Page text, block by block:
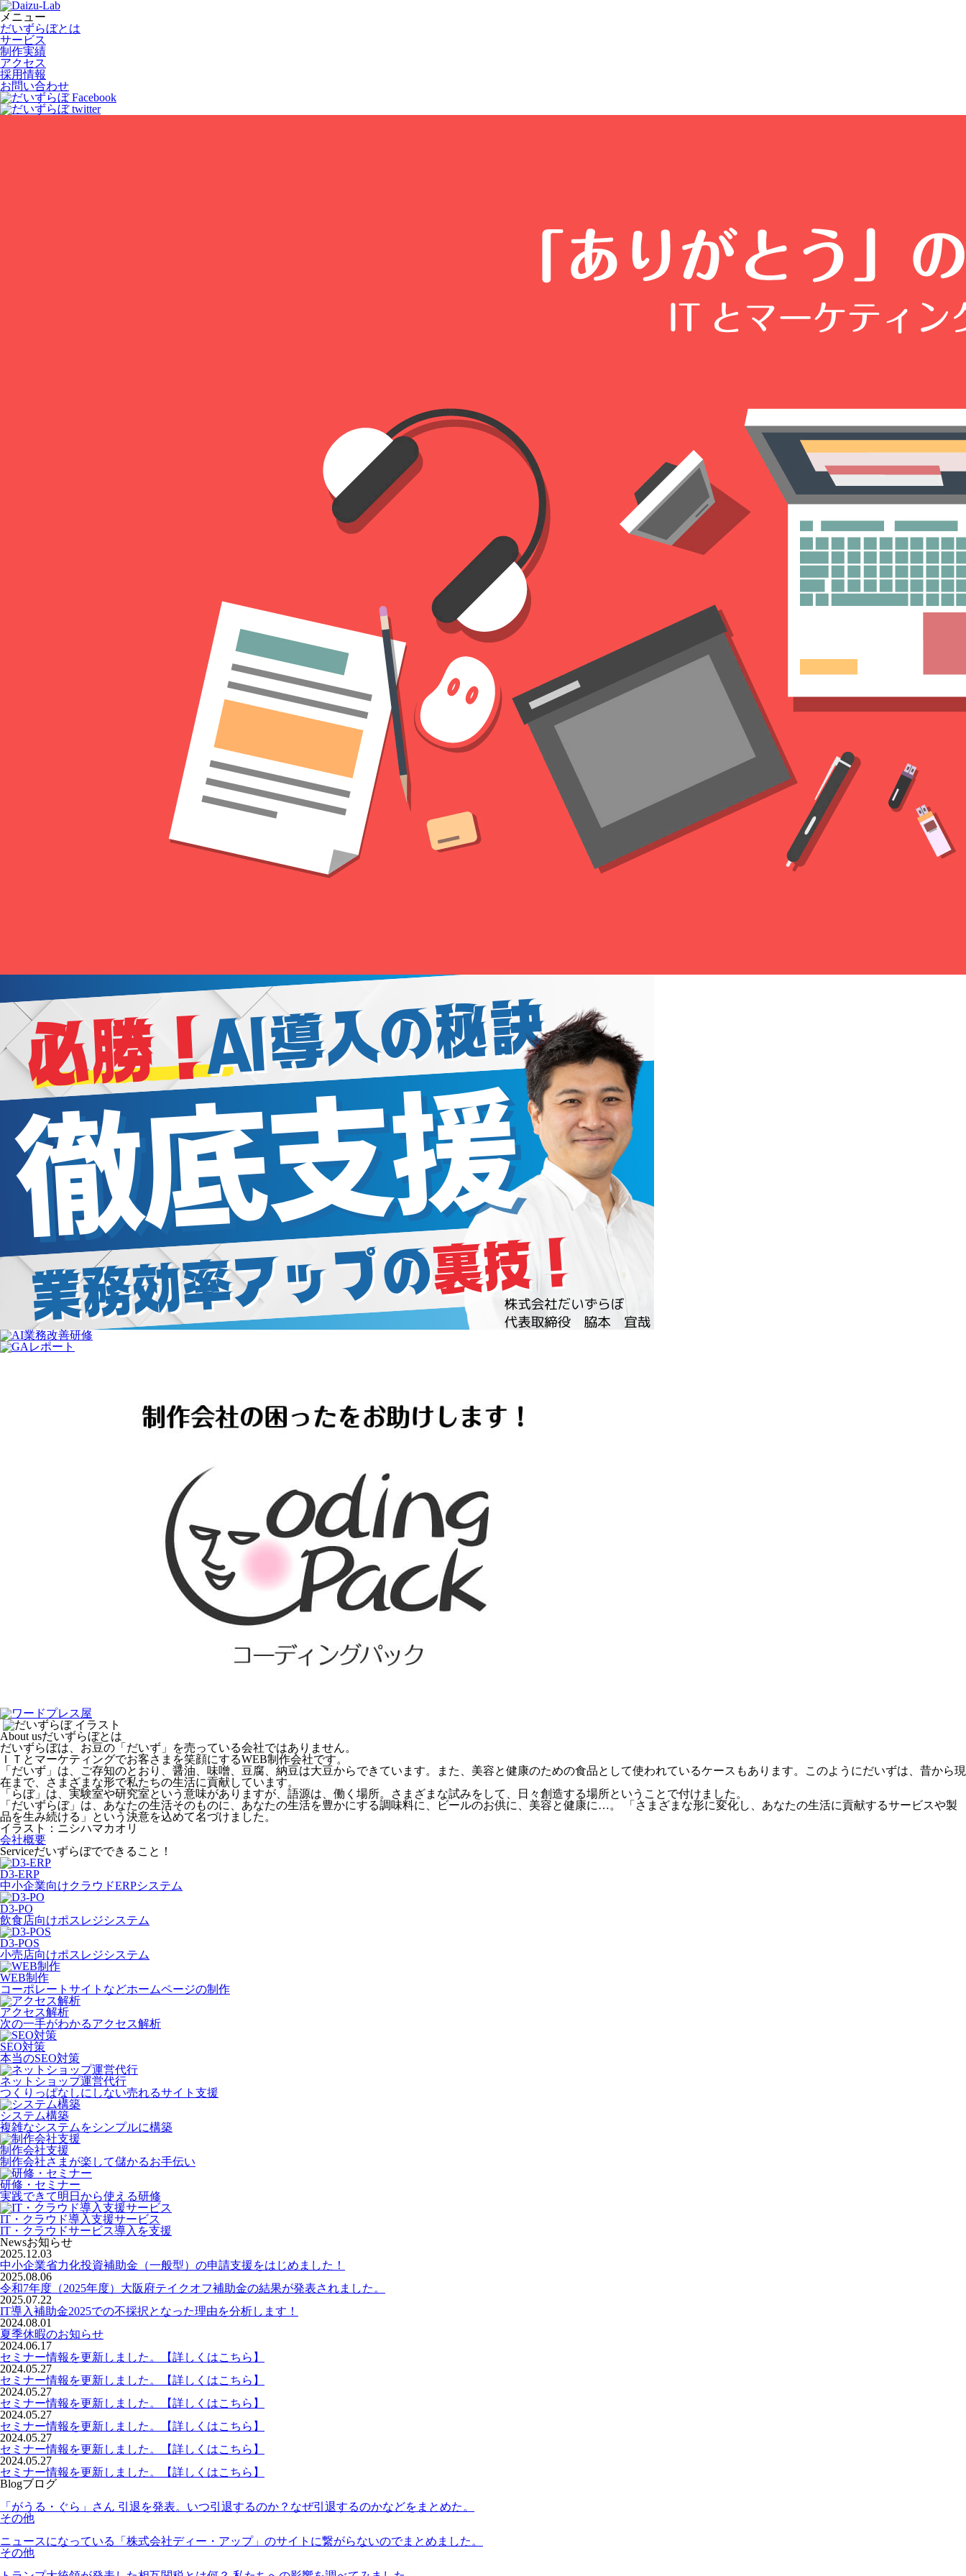
メニュー
だいずらぼとは
サービス
制作実績
アクセス
採用情報
お問い合わせ
About usだいずらぼとは
だいずらぼは、お豆の「だいず」を売っている会社ではありません。
ＩＴとマーケティングでお客さまを笑顔にするWEB制作会社です。
「だいず」は、ご存知のとおり、醤油、味噌、豆腐、納豆は大豆からできています。また、美容と健康のための食品として使われているケースもあります。このようにだいずは、昔から現
在まで、さまざまな形で私たちの生活に貢献しています。
「らぼ」は、実験室や研究室という意味がありますが、語源は、働く場所。さまざまな試みをして、日々創造する場所ということで付けました。
「だいずらぼ」は、あなたの生活そのものに、あなたの生活を豊かにする調味料に、ビールのお供に、美容と健康に…。 「さまざまな形に変化し、あなたの生活に貢献するサービスや製
品を生み続ける」という決意を込めて名づけました。
イラスト：ニシハマカオリ
会社概要
Serviceだいずらぼでできること！
D3-ERP
中小企業向けクラウドERPシステム
D3-PO
飲食店向けポスレジシステム
D3-POS
小売店向けポスレジシステム
WEB制作
コーポレートサイトなどホームページの制作
アクセス解析
次の一手がわかるアクセス解析
SEO対策
本当のSEO対策
ネットショップ運営代行
つくりっぱなしにしない売れるサイト支援
システム構築
複雑なシステムをシンプルに構築
制作会社支援
制作会社さまが楽して儲かるお手伝い
研修・セミナー
実践できて明日から使える研修
IT・クラウド導入支援サービス
IT・クラウドサービス導入を支援
Newsお知らせ
2025.12.03
中小企業省力化投資補助金（一般型）の申請支援をはじめました！
2025.08.06
令和7年度（2025年度）大阪府テイクオフ補助金の結果が発表されました。
2025.07.22
IT導入補助金2025での不採択となった理由を分析します！
2024.08.01
夏季休暇のお知らせ
2024.06.17
セミナー情報を更新しました。【詳しくはこちら】
2024.05.27
セミナー情報を更新しました。【詳しくはこちら】
2024.05.27
セミナー情報を更新しました。【詳しくはこちら】
2024.05.27
セミナー情報を更新しました。【詳しくはこちら】
2024.05.27
セミナー情報を更新しました。【詳しくはこちら】
2024.05.27
セミナー情報を更新しました。【詳しくはこちら】
Blogブログ
「がうる・ぐら」さん 引退を発表。いつ引退するのか？なぜ引退するのかなどをまとめた。
その他
ニュースになっている「株式会社ディー・アップ」のサイトに繋がらないのでまとめました。
その他